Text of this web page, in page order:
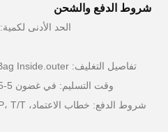
شروط الدفع والشحن
الحد الأدنى لكمية: 10 أجهزة كمبيوتر/طلب تجريبي
تفاصيل التغليف: PP Bag Inside.outer هو كرتون مع فيلم ملفوف.
وقت التسليم: في غضون 5-15 يومًا بعد الحصول على مسكك